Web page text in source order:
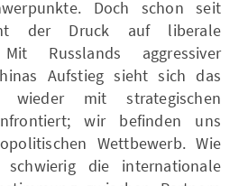
Doch schon seit
der Druck auf liberale
Russlands aggressiver
Aufstieg sieht sich das
wieder mit strategischen
wir befinden uns
Wettbewerb. Wie
die internationale